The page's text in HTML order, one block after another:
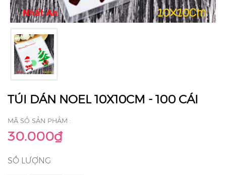
TÚI DÁN NOEL 10X10CM - 100 CÁI
MÃ SỐ SẢN PHẨM :
30.000₫
SỐ LƯỢNG